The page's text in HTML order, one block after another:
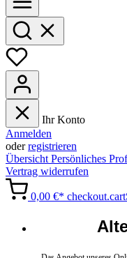
Ihr Konto
Anmelden
oderregistrieren
Übersicht Persönliches
Vertrag widerrufen
0,00 €*